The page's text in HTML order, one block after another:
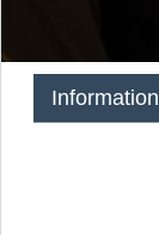
Information